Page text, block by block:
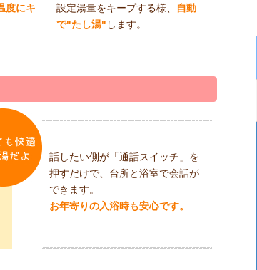
度にキ
設定湯量をキープする様、
自動
で"たし湯" します。
話したい側が「通話スイッチ」を
押すだけで、台所と浴室で会話が
できます。
お年寄りの入浴時も安心です。